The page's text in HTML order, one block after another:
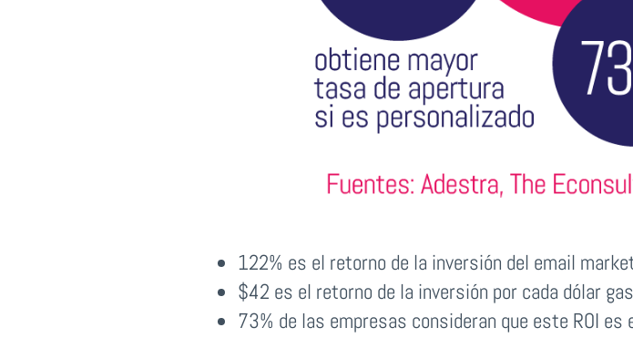
122% es el retorno de la inversión del email
$42 es el retorno de la inversión por cada dólar
73% de las empresas consideran que este ROI es